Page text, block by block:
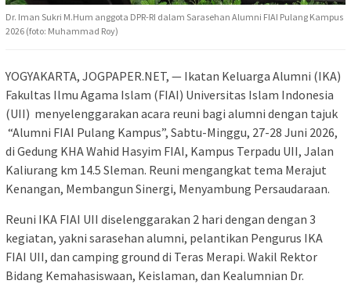
Dr. Iman Sukri M.Hum anggota DPR-RI dalam Sarasehan Alumni FIAI Pulang Kampus
2026 (foto: Muhammad Roy)
YOGYAKARTA, JOGPAPER.NET, — Ikatan Keluarga Alumni (IKA)
Fakultas Ilmu Agama Islam (FIAI) Universitas Islam Indonesia
(UII) menyelenggarakan acara reuni bagi alumni dengan tajuk
“Alumni FIAI Pulang Kampus”, Sabtu-Minggu, 27-28 Juni 2026,
di Gedung KHA Wahid Hasyim FIAI, Kampus Terpadu UII, Jalan
Kaliurang km 14.5 Sleman. Reuni mengangkat tema Merajut
Kenangan, Membangun Sinergi, Menyambung Persaudaraan.
Reuni IKA FIAI UII diselenggarakan 2 hari dengan dengan 3
kegiatan, yakni sarasehan alumni, pelantikan Pengurus IKA
FIAI UII, dan camping ground di Teras Merapi. Wakil Rektor
Bidang Kemahasiswaan, Keislaman, dan Kealumnian Dr.